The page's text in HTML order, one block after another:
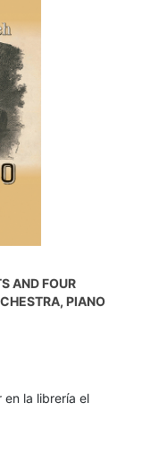
AND FOUR
PIANO
en la librería el